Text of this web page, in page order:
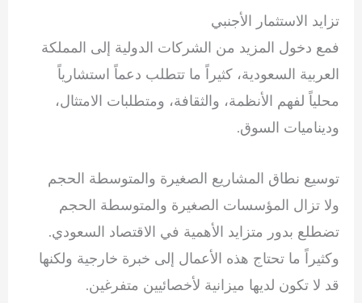
تزايد الاستثمار الأجنبي
فمع دخول المزيد من الشركات الدولية إلى المملكة
العربية السعودية، كثيراً ما تتطلب دعماً استشارياً
محلياً لفهم الأنظمة، والثقافة، ومتطلبات الامتثال،
وديناميات السوق.
توسيع نطاق المشاريع الصغيرة والمتوسطة الحجم
ولا تزال المؤسسات الصغيرة والمتوسطة الحجم
تضطلع بدور متزايد الأهمية في الاقتصاد السعودي.
وكثيراً ما تحتاج هذه الأعمال إلى خبرة خارجية ولكنها
قد لا تكون لديها ميزانية لأخصائيين متفرغين.